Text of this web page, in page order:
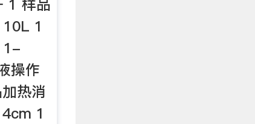
1 样品
1
1-
操作
热消
1